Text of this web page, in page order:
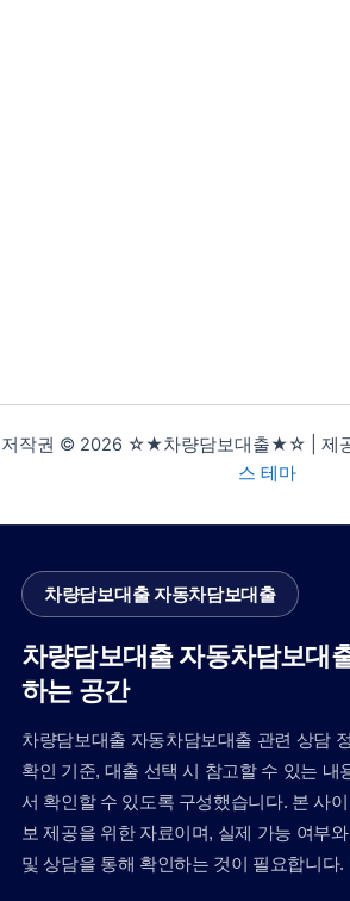
저작권 © 2026 ☆★차량담보대출★☆ | 제
스 테마
차량담보대출 자동차담보대출
차량담보대출 자동차담보대
하는 공간
차량담보대출 자동차담보대출 관련 상담
확인 기준, 대출 선택 시 참고할 수 있는 내
서 확인할 수 있도록 구성했습니다. 본 사
보 제공을 위한 자료이며, 실제 가능 여부
및 상담을 통해 확인하는 것이 필요합니다.